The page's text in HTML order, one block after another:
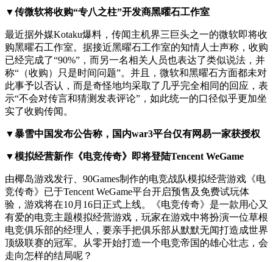
▼传微软将收购“专八之柱”开发商黑曜石工作室
最近据外媒Kotaku爆料，传闻主机界三巨头之一的微软即将收
购黑曜石工作室。据接近黑曜石工作室的知情人士声称，收购
已经完成了“90%”，而另一名相关人员也表达了类似说法，并
称“（收购）只是时间问题”。并且，微软和黑曜石方面都未对
此事予以否认，而是奇怪地均采取了几乎完全相同的回应，表
示“不会对传言和猜测发表评论”，如此统一的口径似乎更加坐
实了收购传闻。
▼暴雪中国发布公告称，国内war3平台仅有网易一家获授权
▼模拟经营新作《电竞传奇》即将登陆Tencent WeGame
由椰岛游戏发行、90Games制作的电竞战队模拟经营游戏《电
竞传奇》已于Tencent WeGame平台开启预售及免费试玩体
验，游戏将在10月16日正式上线。《电竞传奇》是一款用心又
有爱的电竞主题模拟经营游戏，玩家在游戏中将扮演一位草根
电竞俱乐部的经理人，要亲手把俱乐部从默默无闻打造成世界
顶级联赛的冠军。从零开始打造一个电竞帝国的雄心壮志，会
走向怎样的结局呢？